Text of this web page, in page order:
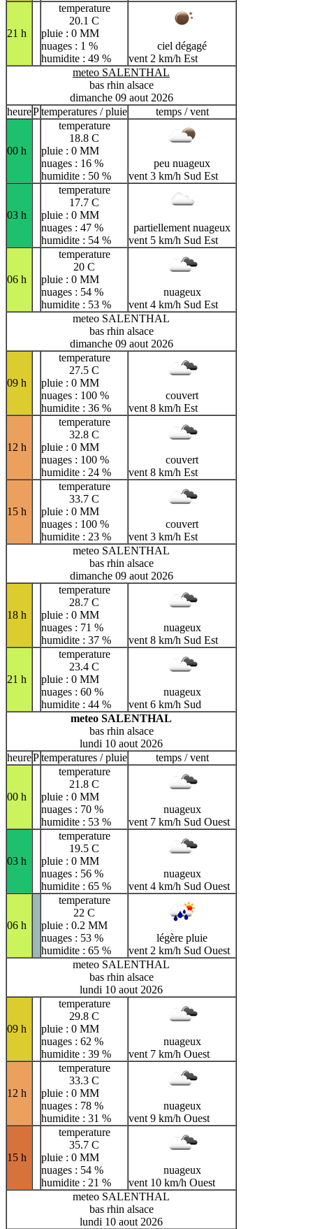
21 h
temperature
20.1 C
pluie : 0 MM
nuages : 1 %
humidite : 49 %
ciel dégagé
vent 2 km/h Est
meteo SALENTHAL
bas rhin alsace
dimanche 09 aout 2026
heurePtemperatures / pluie temps / vent
00 h
temperature
18.8 C
pluie : 0 MM
nuages : 16 %
humidite : 50 %
peu nuageux
vent 3 km/h Sud Est
03 h
temperature
17.7 C
pluie : 0 MM
nuages : 47 %
humidite : 54 %
partiellement nuageux
vent 5 km/h Sud Est
06 h
temperature
20 C
pluie : 0 MM
nuages : 54 %
humidite : 53 %
nuageux
vent 4 km/h Sud Est
meteo SALENTHAL
bas rhin alsace
dimanche 09 aout 2026
09 h
temperature
27.5 C
pluie : 0 MM
nuages : 100 %
humidite : 36 %
couvert
vent 8 km/h Est
12 h
temperature
32.8 C
pluie : 0 MM
nuages : 100 %
humidite : 24 %
couvert
vent 8 km/h Est
15 h
temperature
33.7 C
pluie : 0 MM
nuages : 100 %
humidite : 23 %
couvert
vent 3 km/h Est
meteo SALENTHAL
bas rhin alsace
dimanche 09 aout 2026
18 h
temperature
28.7 C
pluie : 0 MM
nuages : 71 %
humidite : 37 %
nuageux
vent 8 km/h Sud Est
21 h
temperature
23.4 C
pluie : 0 MM
nuages : 60 %
humidite : 44 %
nuageux
vent 6 km/h Sud
meteo SALENTHAL
bas rhin alsace
lundi 10 aout 2026
heurePtemperatures / pluie temps / vent
00 h
temperature
21.8 C
pluie : 0 MM
nuages : 70 %
humidite : 53 %
nuageux
vent 7 km/h Sud Ouest
03 h
temperature
19.5 C
pluie : 0 MM
nuages : 56 %
humidite : 65 %
nuageux
vent 4 km/h Sud Ouest
06 h
temperature
22 C
pluie : 0.2 MM
nuages : 53 %
humidite : 65 %
légère pluie
vent 2 km/h Sud Ouest
meteo SALENTHAL
bas rhin alsace
lundi 10 aout 2026
09 h
temperature
29.8 C
pluie : 0 MM
nuages : 62 %
humidite : 39 %
nuageux
vent 7 km/h Ouest
12 h
temperature
33.3 C
pluie : 0 MM
nuages : 78 %
humidite : 31 %
nuageux
vent 9 km/h Ouest
15 h
temperature
35.7 C
pluie : 0 MM
nuages : 54 %
humidite : 21 %
nuageux
vent 10 km/h Ouest
meteo SALENTHAL
bas rhin alsace
lundi 10 aout 2026